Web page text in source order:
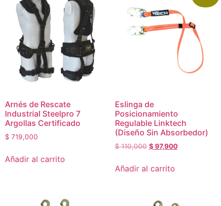
Arnés de Rescate
Industrial Steelpro 7
Argollas Certificado
$ 719,000
Añadir al carrito
Eslinga de
Posicionamiento
Regulable Linktech
(Diseño Sin Absorbedor)
$110,000 $97,900
Añadir al carrito